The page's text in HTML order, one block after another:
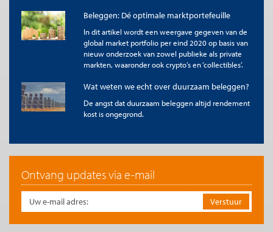
profiteren.
De kracht van dubbel sorteren
Waar de meeste studies slechts één momentumvariabele
analyseren, hebben wij ook dubbel gesorteerde portefeuilles
hun 52-weeks-high-ratio en rangschikten ze daarbinnen
opnieuw op 12-maands momentum, en vice versa. Hierdoor
kunnen we aandelen selecteren die bijvoorbeeld én een relatief
Dit leverde een opvallend patroon op:
Binnen de groep aandelen die dicht bij hun 52-weeks-high
staan, presteert 12-maands momentum sterk, met
significante alfa's.
In long-only portefeuilles neemt de alfa toe bij blootstelling
Beleggen: Dé optimale marktportefeuille
In dit artikel wordt een weergave gegeven van de
global market portfolio per eind 2020 op basis van
nieuw onderzoek van zowel publieke als private
markten, waaronder ook crypto’s en ‘collectibles’.
Wat weten we echt over duurzaam beleggen?
De angst dat duurzaam beleggen altijd rendement
kost is ongegrond.
Ontvang updates via e-mail